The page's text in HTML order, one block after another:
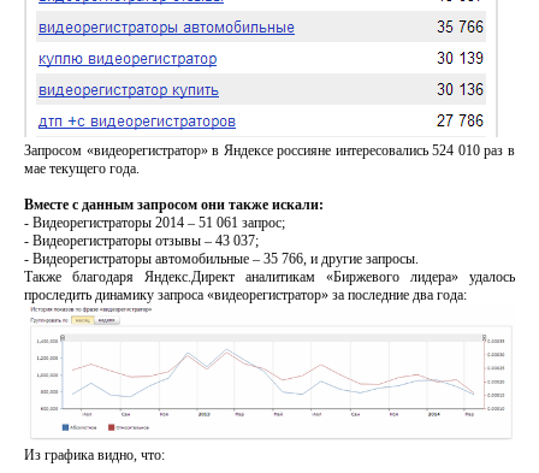
Запросом «видеорегистратор» в Яндексе россияне интересовались 524 010 раз в
мае текущего года.
Вместе с данным запросом они также искали:
- Видеорегистраторы 2014 – 51 061 запрос;
- Видеорегистраторы отзывы – 43 037;
- Видеорегистраторы автомобильные – 35 766, и другие запросы.
Также благодаря Яндекс.Директ аналитикам «Биржевого лидера» удалось
проследить динамику запроса «видеорегистратор» за последние два года:
Из графика видно, что: